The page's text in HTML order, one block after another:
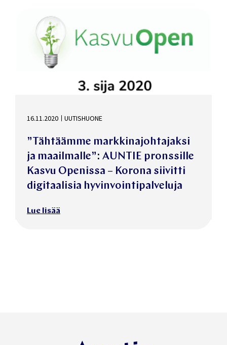
16.11.2020 UUTISHUONE
”Tähtäämme markkinajohtajaksi
ja maailmalle”: AUNTIE pronssille
Kasvu Openissa – Korona siivitti
digitaalisia hyvinvointipalveluja
Lue lisää